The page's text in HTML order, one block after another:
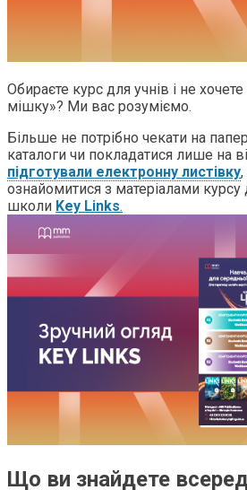
Обираєте курс для учнів і не
мішку»? Ми вас розуміємо.
Більше не потрібно чекати на
каталоги чи покладатися лише на
підготували електронну листівку
ознайомитися з матеріалами курсу
школи Key Links.
Що ви знайдете